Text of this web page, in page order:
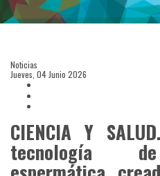
Noticias
Jueves, 04 Junio 2026
CIENCIA Y
tecnología
Argentina
anualmente
hacen
casi
25